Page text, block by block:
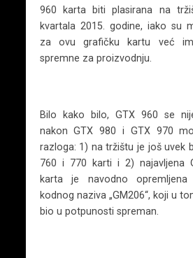
960 karta biti plasirana na
kvartala 2015. godine, iako su
za ovu grafičku kartu već
spremne za proizvodnju.
Bilo kako bilo, GTX 960 se
nakon GTX 980 i GTX 970
razloga: 1) na tržištu je još uvek
760 i 770 karti i 2) najavljena
karta je navodno opremljena
kodnog naziva „GM206“, koji u
bio u potpunosti spreman.